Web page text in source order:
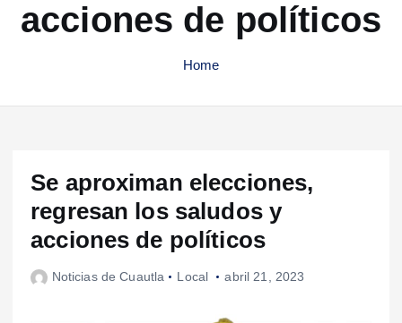
acciones de políticos
Home
Se aproximan elecciones,
regresan los saludos y
acciones de políticos
Noticias de Cuautla Local abril 21, 2023